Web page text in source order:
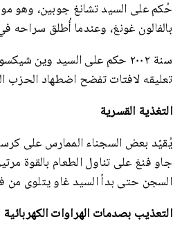
بالفالون غونغ، وعندما أُطلق سراحه في ٣١ أغطس ٢۰١٣ بدأت معاناته النفسية بسبب تعرضه
تعليقه لافتات تفضح اضطهاد الحزب
التغذية القسرية
يُقيّد بعض السجناء الممارس على
جاو فنغ على تناول الطعام بالقوة
السجن حتى بدأ السيد غاو يتلوى من
التعذيب بصدمات الهراوات الكهربائية